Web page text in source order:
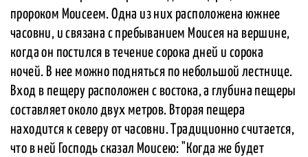
пророком Моисеем. Одна из них расположена южнее
часовни, и связана с пребыванием Моисея на вершине,
когда он постился в течение сорока дней и сорока
ночей. В нее можно подняться по небольшой лестнице.
Вход в пещеру расположен с востока, а глубина пещеры
составляет около двух метров. Вторая пещера
находится к северу от часовни. Традиционно считается,
что в ней Господь сказал Моисею: "Когда же будет